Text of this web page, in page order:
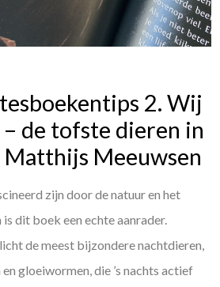
2. Wij
de tofste dieren in
Meeuwsen
zijn door de natuur en het
dit boek een echte aanrader.
de meest bijzondere nachtdieren,
gloeiwormen, die ’s nachts actief